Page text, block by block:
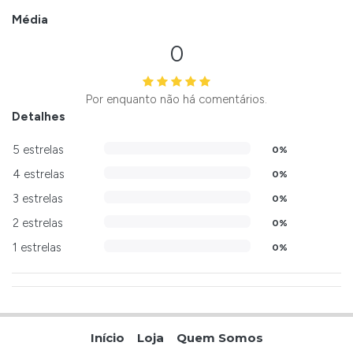
Média
0
Por enquanto não há comentários.
Detalhes
5 estrelas 0%
4 estrelas 0%
3 estrelas 0%
2 estrelas 0%
1 estrelas 0%
Início Loja Quem Somos